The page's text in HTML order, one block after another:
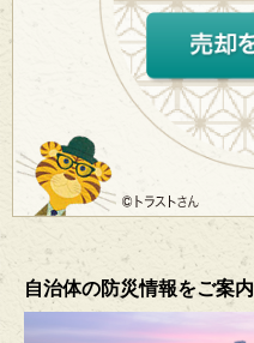
自治体の防災情報をご案内